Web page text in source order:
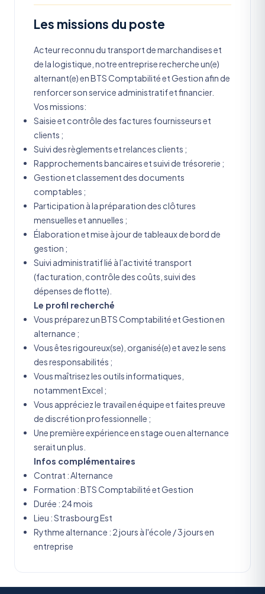
Les missions du poste
Acteur reconnu du transport de marchandises et
de la logistique, notre entreprise recherche un(e)
alternant(e) en BTS Comptabilité et Gestion afin de
renforcer son service administratif et financier.
Vos missions:
Saisie et contrôle des factures fournisseurs et
clients ;
Suivi des règlements et relances clients ;
Rapprochements bancaires et suivi de trésorerie ;
Gestion et classement des documents
comptables ;
Participation à la préparation des clôtures
mensuelles et annuelles ;
Élaboration et mise à jour de tableaux de bord de
gestion ;
Suivi administratif lié à l'activité transport
(facturation, contrôle des coûts, suivi des
dépenses de flotte).
Le profil recherché
Vous préparez un BTS Comptabilité et Gestion en
alternance ;
Vous êtes rigoureux(se), organisé(e) et avez le sens
des responsabilités ;
Vous maîtrisez les outils informatiques,
notamment Excel ;
Vous appréciez le travail en équipe et faites preuve
de discrétion professionnelle ;
Une première expérience en stage ou en alternance
serait un plus.
Infos complémentaires
Contrat : Alternance
Formation : BTS Comptabilité et Gestion
Durée : 24 mois
Lieu : Strasbourg Est
Rythme alternance : 2 jours à l'école / 3 jours en
entreprise